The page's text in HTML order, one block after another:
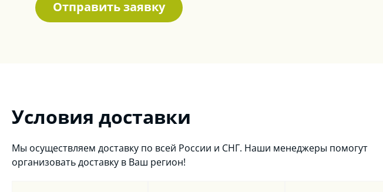
Отправить заявку
Условия доставки
Мы осуществляем доставку по всей России и СНГ. Наши менеджеры помогут
организовать доставку в Ваш регион!